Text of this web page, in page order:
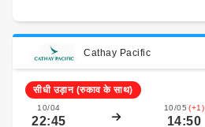
Cathay Pacific
सीधी उड़ान (रुकाव के साथ)
10/04
22:45
10/05 (+1)
14:50